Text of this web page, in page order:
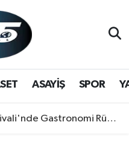
ASAYİŞ SPOR
Lezzetin Yıldızı "Manisa Kebabı" Oldu!